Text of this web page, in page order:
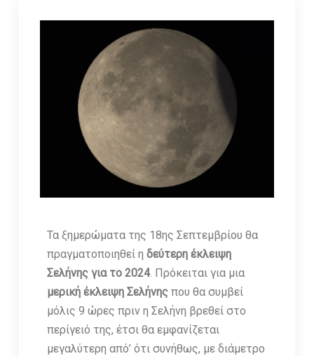
Τα ξημερώματα της 18ης Σεπτεμβρίου θα
πραγματοποιηθεί η δεύτερη έκλειψη
Σελήνης για το 2024. Πρόκειται για μια
μερική έκλειψη Σελήνηςπου θα συμβεί
μόλις 9 ώρες πριν η Σελήνη βρεθεί στο
περίγειό της, έτσι θα εμφανίζεται
μεγαλύτερη από’ ότι συνήθως, με διάμετρο